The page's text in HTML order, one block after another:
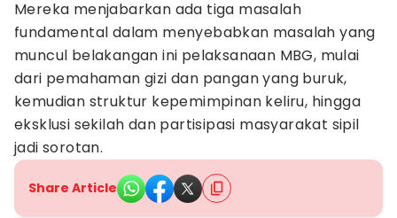
Mereka menjabarkan ada tiga masalah
fundamental dalam menyebabkan masalah yang
muncul belakangan ini pelaksanaan MBG, mulai
dari pemahaman gizi dan pangan yang buruk,
kemudian struktur kepemimpinan keliru, hingga
eksklusi sekilah dan partisipasi masyarakat sipil
jadi sorotan.
Share Article